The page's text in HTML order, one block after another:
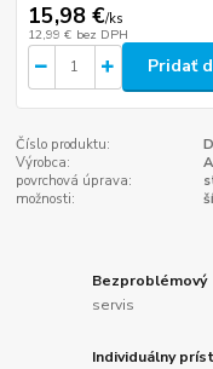
15,98 €/ks
12,99 € bez DPH
Pridať
Číslo produktu:
Výrobca:
povrchová úprava:
možnosti:
Bezproblémový
servis
Individuálny